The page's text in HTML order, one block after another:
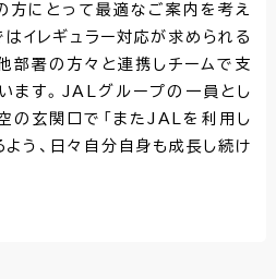
方にとって最適なご案内を考え
イレギュラー対応が求められる
部署の方々と連携しチームで支
ます。JALグループの一員とし
の玄関口で「またJALを利用し
う、日々自分自身も成長し続け